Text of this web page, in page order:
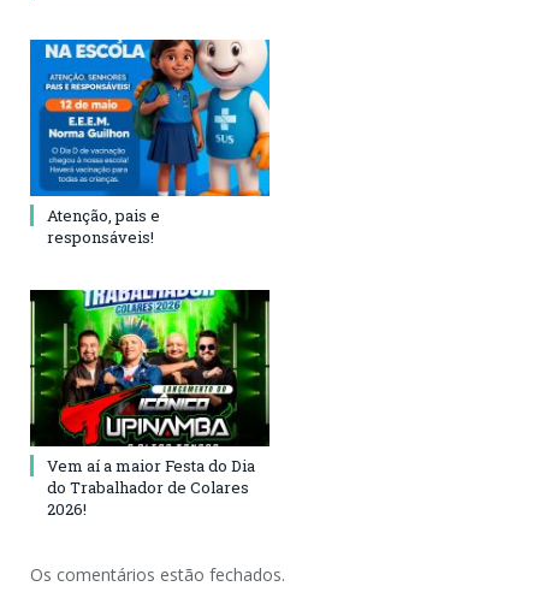
Atenção, pais e
responsáveis!
Vem aí a maior Festa do Dia
do Trabalhador de Colares
2026!
Os comentários estão fechados.